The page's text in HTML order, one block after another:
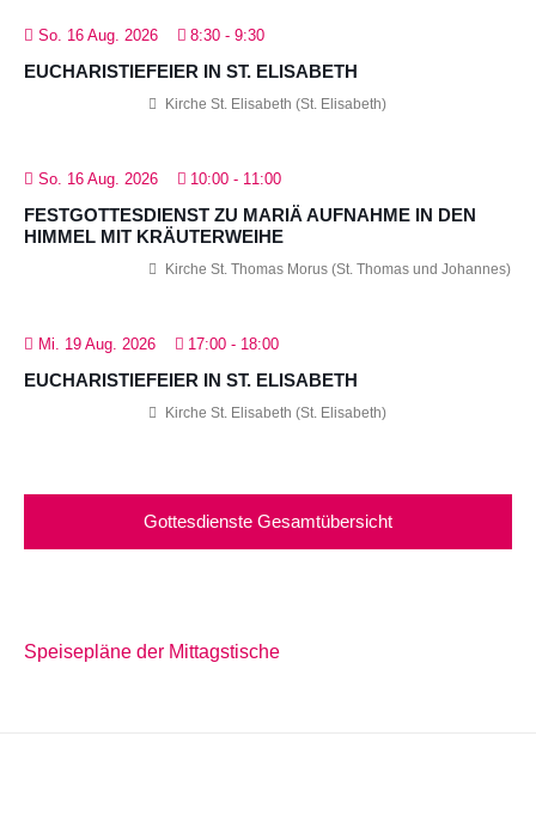
So. 16 Aug. 2026 8:30 - 9:30
EUCHARISTIEFEIER IN ST. ELISABETH
Kirche St. Elisabeth (St. Elisabeth)
So. 16 Aug. 2026 10:00 - 11:00
FESTGOTTESDIENST ZU MARIÄ AUFNAHME IN DEN
HIMMEL MIT KRÄUTERWEIHE
Kirche St. Thomas Morus (St. Thomas und Johannes)
Mi. 19 Aug. 2026 17:00 - 18:00
EUCHARISTIEFEIER IN ST. ELISABETH
Kirche St. Elisabeth (St. Elisabeth)
Gottesdienste Gesamtübersicht
Speisepläne der Mittagstische